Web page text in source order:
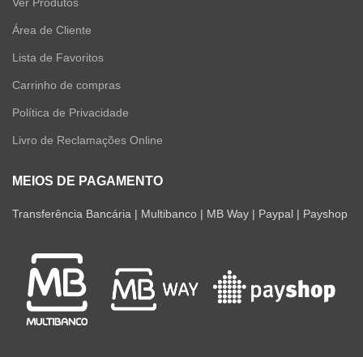
Área de Cliente
Lista de Favoritos
Carrinho de compras
Política de Privacidade
Livro de Reclamações Online
MEIOS DE PAGAMENTO
Transferência Bancária | Multibanco | MB Way | Paypal | Payshop